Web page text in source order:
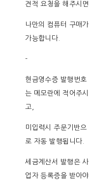
견적 요청을 해주시면
나만의 컴퓨터 구매가
가능합니다.
-
현금영수증 발행번호
는 메모란에 적어주시
고,
미입력시 주문기반으
로 자동 발행됩니다.
세금계산서 발행은 사
업자 등록증을 받아야